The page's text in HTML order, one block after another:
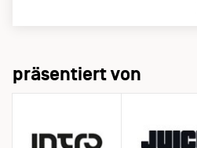
präsentiert von